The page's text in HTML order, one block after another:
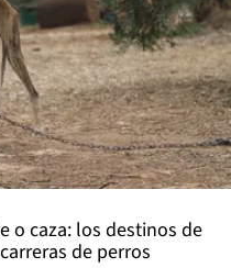
o caza: los destinos de
de perros